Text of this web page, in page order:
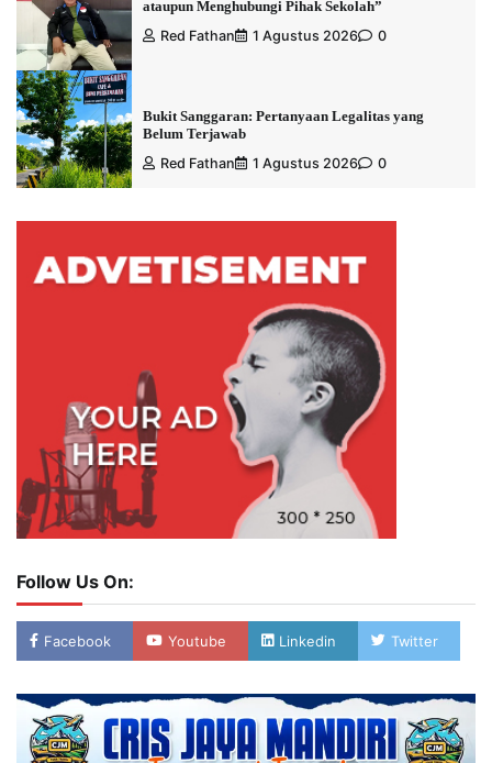
ataupun Menghubungi Pihak Sekolah”
Red Fathan
1 Agustus 2026 0
Bukit Sanggaran: Pertanyaan Legalitas yang
Belum Terjawab
Red Fathan
1 Agustus 2026 0
Follow Us On:
Facebook Youtube Linkedin Twitter